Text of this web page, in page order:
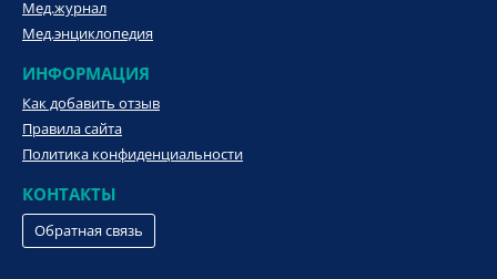
Мед.журнал
Мед.энциклопедия
ИНФОРМАЦИЯ
Как добавить отзыв
Правила сайта
Политика конфиденциальности
КОНТАКТЫ
Обратная связь